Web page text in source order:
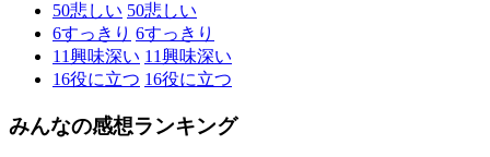
50悲しい 50悲しい
6すっきり 6すっきり
11興味深い 11興味深い
16役に立つ 16役に立つ
みんなの感想ランキング